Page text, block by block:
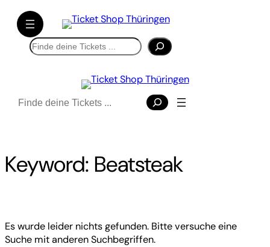
Direkt
zum
Inhalt
wechseln
Suchen
Suchen
Keyword: Beatsteak
Es wurde leider nichts gefunden. Bitte versuche eine
Suche mit anderen Suchbegriffen.